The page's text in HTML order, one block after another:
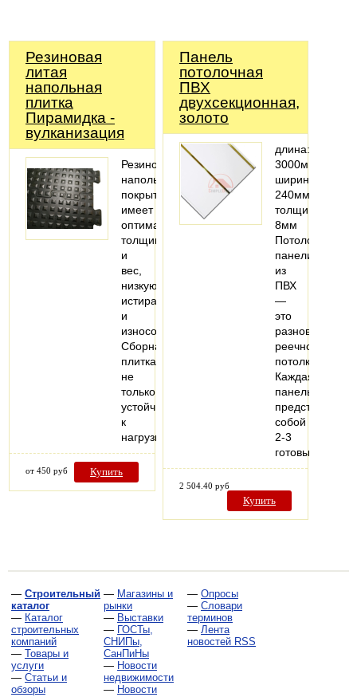
Резиновая
литая
напольная
плитка
Пирамидка -
вулканизация
Резиновое
напольное
покрытие,
имеет
оптимальную
толщину
и
вес,
низкую
истираемость
и
износоустойчивость.
Сборная
плитка
не
только
устойчива
к
нагрузкам…
от 450 руб Купить
Панель
потолочная
ПВХ
двухсекционная,
золото
длина:
3000мм;
ширина:
240мм;
толщина:
8мм
Потолочные
панели
из
ПВХ
—
это
разновидность
реечного
потолка.
Каждая
панель
представляет
собой
2-3
готовых…
2 504.40 руб
Купить
— Строительный
каталог
— Каталог
строительных
компаний
— Товары и
услуги
— Статьи и
обзоры
— Магазины и
рынки
— Выставки
— ГОСТы,
СНИПы,
СанПиНы
— Новости
недвижимости
— Новости
— Опросы
— Словари
терминов
— Лента
новостей RSS